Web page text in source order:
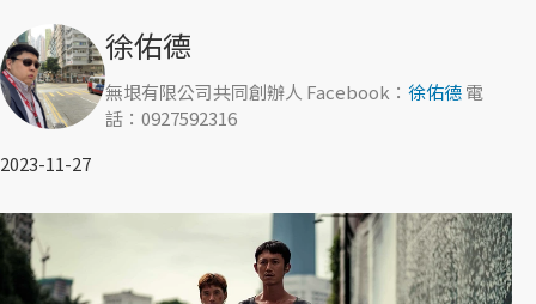
徐佑德
無垠有限公司共同創辦人 Facebook： 徐佑德電
話：0927592316
2023-11-27